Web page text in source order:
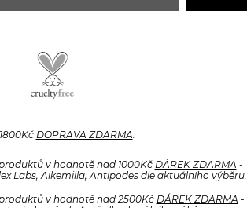
DOPRAVA ZDARMA.
v hodnotě nad 1000Kč DÁREK ZDARMA -
Labs, Alkemilla, Antipodes dle aktuálního výběru.
v hodnotě nad 2500Kč DÁREK ZDARMA -